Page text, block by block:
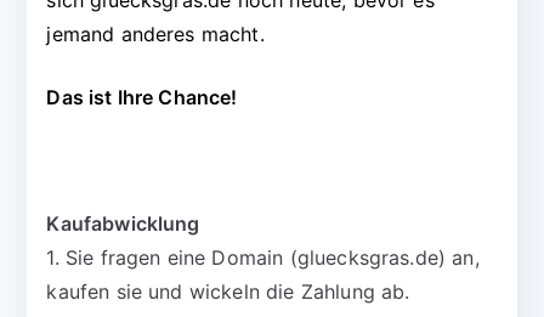
jemand anderes macht.
Das ist Ihre Chance!
Kaufabwicklung
1. Sie fragen eine Domain (gluecksgras.de) an,
kaufen sie und wickeln die Zahlung ab.